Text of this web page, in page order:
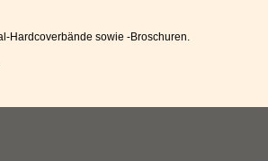
Hardcoverbände sowie -Broschuren.